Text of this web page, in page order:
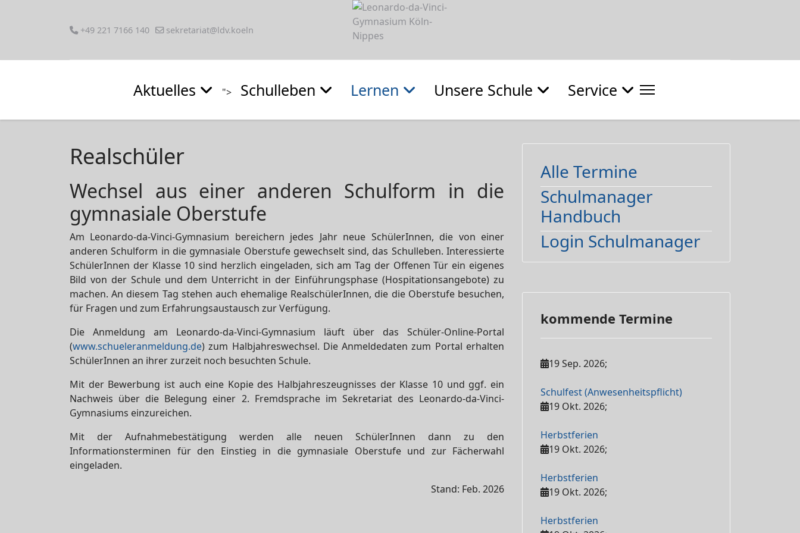
+49 221 7166 140 sekretariat@ldv.koeln
Aktuelles "> Schulleben Lernen Unsere Schule Service
Realschüler
Wechsel aus einer anderen Schulform in die
gymnasiale Oberstufe
Am Leonardo-da-Vinci-Gymnasium bereichern jedes Jahr neue SchülerInnen, die von einer
anderen Schulform in die gymnasiale Oberstufe gewechselt sind, das Schulleben. Interessierte
SchülerInnen der Klasse 10 sind herzlich eingeladen, sich am Tag der Offenen Tür ein eigenes
Bild von der Schule und dem Unterricht in der Einführungsphase (Hospitationsangebote) zu
machen. An diesem Tag stehen auch ehemalige RealschülerInnen, die die Oberstufe besuchen,
für Fragen und zum Erfahrungsaustausch zur Verfügung.
Die Anmeldung am Leonardo-da-Vinci-Gymnasium läuft über das Schüler-Online-Portal
(www.schueleranmeldung.de) zum Halbjahreswechsel. Die Anmeldedaten zum Portal erhalten
SchülerInnen an ihrer zurzeit noch besuchten Schule.
Mit der Bewerbung ist auch eine Kopie des Halbjahreszeugnisses der Klasse 10 und ggf. ein
Nachweis über die Belegung einer 2. Fremdsprache im Sekretariat des Leonardo-da-Vinci-
Gymnasiums einzureichen.
Mit der Aufnahmebestätigung werden alle neuen SchülerInnen dann zu den
Informationsterminen für den Einstieg in die gymnasiale Oberstufe und zur Fächerwahl
eingeladen.
Stand: Feb. 2026
Alle Termine
Schulmanager
Handbuch
Login Schulmanager
kommende Termine
19 Sep. 2026;
Schulfest (Anwesenheitspflicht)
19 Okt. 2026;
Herbstferien
19 Okt. 2026;
Herbstferien
19 Okt. 2026;
Herbstferien